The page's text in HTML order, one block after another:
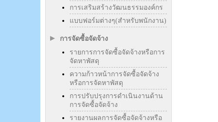
การเสริมสร้างวัฒนธรรมองค์กร
แบบฟอร์มต่างๆ(สำหรับพนักงาน)
การจัดซื้อจัดจ้าง
รายการการจัดซื้อจัดจ้างหรือการ
จัดหาพัสดุ
ความก้าวหน้าการจัดซื้อจัดจ้าง
หรือการจัดหาพัสดุ
การปรับปรุงการดำเนินงานด้าน
การจัดซื้อจัดจ้าง
รายงานผลการจัดซื้อจัดจ้างหรือ